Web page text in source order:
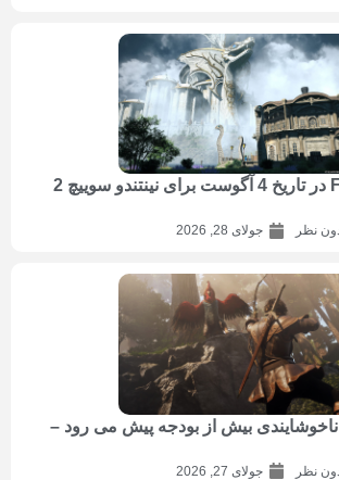
Final Fantasy 14 در تاریخ 4 آگوست برای نینتندو سوییچ 2
نظر جولای 28, 2026
بیش از بودجه پیش می رود –
نظر جولای 27, 2026